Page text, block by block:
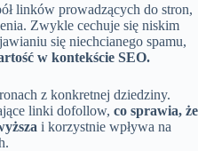
linków prowadzących do stron,
Zwykle cechuje się niskim
się niechcianego spamu,
w kontekście SEO.
z konkretnej dziedziny.
linki dofollow, co sprawia, że
i korzystnie wpływa na